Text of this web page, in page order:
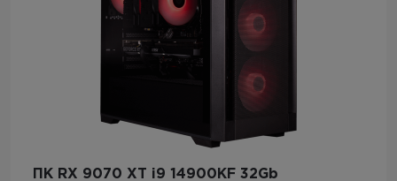
ПК RX 9070 XT i9 14900KF 32Gb